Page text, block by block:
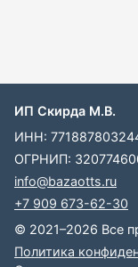
ИП Скирда М.В.
ИНН:
ОГРНИП:
info@bazaotts.ru
+7 909 673-62-30
© 2021–2026 Все
Политика